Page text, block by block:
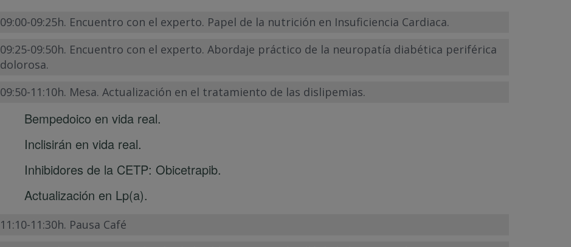
09:00-09:25h. Encuentro con el experto. Papel de la nutrición en Insuficiencia Cardiaca.
09:25-09:50h. Encuentro con el experto. Abordaje práctico de la neuropatía diabética periférica
dolorosa.
09:50-11:10h. Mesa. Actualización en el tratamiento de las dislipemias.
Bempedoico en vida real.
Inclisirán en vida real.
Inhibidores de la CETP: Obicetrapib.
Actualización en Lp(a).
11:10-11:30h. Pausa Café